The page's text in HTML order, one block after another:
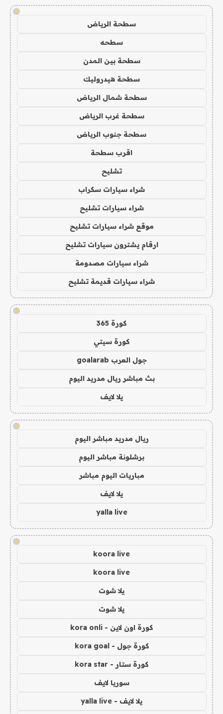
!
سطحة الرياض
سطحه
سطحة بين المدن
سطحة هيدروليك
سطحة شمال الرياض
سطحة غرب الرياض
سطحة جنوب الرياض
اقرب سطحة
تشليح
شراء سيارات سكراب
شراء سيارات تشليح
موقع شراء سيارات تشليح
ارقام يشترون سيارات تشليح
شراء سيارات مصدومة
شراء سيارات قديمة تشليح
!
كورة 365
كورة سيتي
جول العرب goalarab
بث مباشر ريال مدريد اليوم
يلا لايف
!
ريال مدريد مباشر اليوم
برشلونة مباشر اليوم
مباريات اليوم مباشر
يلا لايف
yalla live
!
koora live
koora live
يلا شوت
يلا شوت
كورة اون لاين - kora onli
كورة جول - kora goal
كورة ستار - kora star
سوريا لايف
يلا لايف - yalla live